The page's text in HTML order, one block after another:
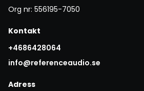
Org nr: 556195-7050
Kontakt
+4686428064
info@referenceaudio.se
Adress